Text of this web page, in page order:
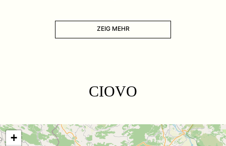
ZEIG MEHR
CIOVO
+